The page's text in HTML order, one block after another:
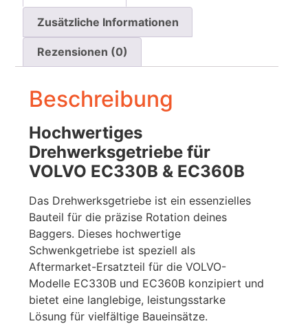
Zusätzliche Informationen
Rezensionen (0)
Beschreibung
Hochwertiges
Drehwerksgetriebe für
VOLVO EC330B & EC360B
Das Drehwerksgetriebe ist ein essenzielles
Bauteil für die präzise Rotation deines
Baggers. Dieses hochwertige
Schwenkgetriebe ist speziell als
Aftermarket-Ersatzteil für die VOLVO-
Modelle EC330B und EC360B konzipiert und
bietet eine langlebige, leistungsstarke
Lösung für vielfältige Baueinsätze.